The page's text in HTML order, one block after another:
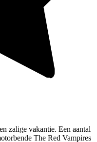
zalige vakantie. Een aantal
The Red Vampires